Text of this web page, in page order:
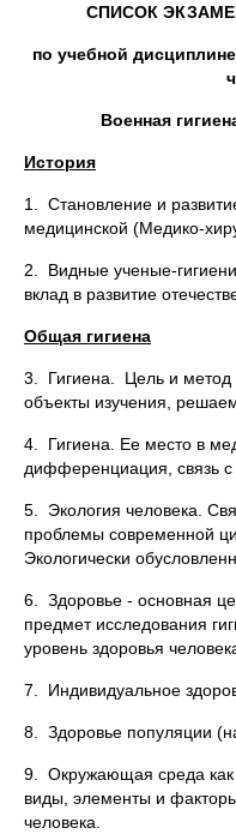
СПИСОК
по учебной
Военная
История
1. Становление и
медицинской (Медико-
2. Видные ученые-
вклад в развитие
Общая гигиена
3. Гигиена. Цель и метод
объекты изучения,
4. Гигиена. Ее место в
дифференциация, связь с
5. Экология человека.
проблемы современной
Экологически
6. Здоровье - основная
предмет исследования
уровень здоровья
7. Индивидуальное
8. Здоровье популяции
9. Окружающая среда как
виды, элементы и
человека.